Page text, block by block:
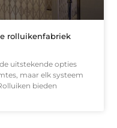
rolluikenfabriek
uitstekende opties
maar elk systeem
bieden